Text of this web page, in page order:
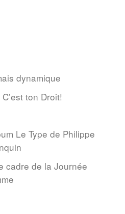
dynamique
ton Droit!
Le Type de Philippe
cadre de la Journée